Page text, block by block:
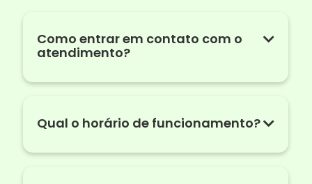
Como entrar em contato com o
atendimento?
Qual o horário de funcionamento?